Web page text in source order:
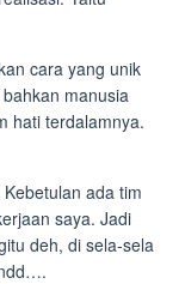
cara yang unik
manusia
hati terdalamnya.
ada tim
saya. Jadi
deh, di sela-sela